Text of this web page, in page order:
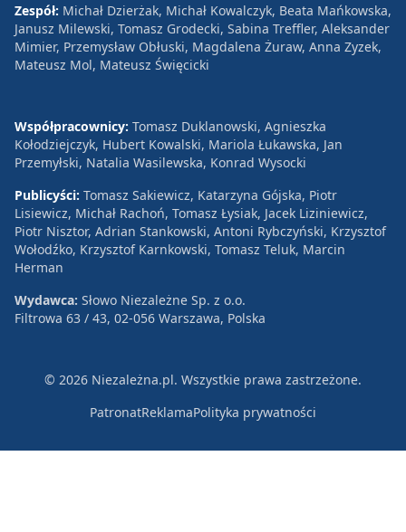
Zespół: Michał Dzierżak, Michał Kowalczyk, Beata Mańkowska,
Janusz Milewski, Tomasz Grodecki, Sabina Treffler, Aleksander
Mimier, Przemysław Obłuski, Magdalena Żuraw, Anna Zyzek,
Mateusz Mol, Mateusz Święcicki
Współpracownicy: Tomasz Duklanowski, Agnieszka
Kołodziejczyk, Hubert Kowalski, Mariola Łukawska, Jan
Przemyłski, Natalia Wasilewska, Konrad Wysocki
Publicyści: Tomasz Sakiewicz, Katarzyna Gójska, Piotr
Lisiewicz, Michał Rachoń, Tomasz Łysiak, Jacek Liziniewicz,
Piotr Nisztor, Adrian Stankowski, Antoni Rybczyński, Krzysztof
Wołodźko, Krzysztof Karnkowski, Tomasz Teluk, Marcin
Herman
Wydawca: Słowo Niezależne Sp. z o.o.
Filtrowa 63 / 43, 02-056 Warszawa, Polska
© 2026 Niezależna.pl. Wszystkie prawa zastrzeżone.
PatronatReklamaPolityka prywatności